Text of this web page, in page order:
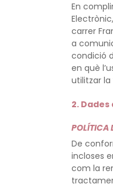
En
carrer
a
condició
en què
utilitzar
2.
POLÍTICA
De
incloses
com la